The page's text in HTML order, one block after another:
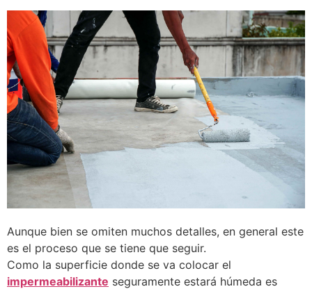
Aunque bien se omiten muchos detalles, en general este
es el proceso que se tiene que seguir.
Como la superficie donde se va colocar el
impermeabilizante seguramente estará húmeda es